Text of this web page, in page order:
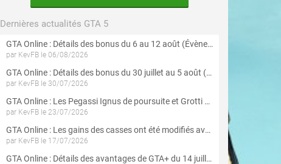
Dernières actualités GTA 5
GTA Online : Détails des bonus du 6 au 12 août (Évènement « Braquages de l'été » - Suite et fin)
par KevFB le 06/08/2026
GTA Online : Détails des bonus du 30 juillet au 5 août (Évènement « Braquages d'été »)
par KevFB le 30/07/2026
GTA Online : Les Pegassi Ignus de poursuite et Grotti Veleno GT sont maintenant disponibles
par KevFB le 23/07/2026
GTA Online : Les gains des casses ont été modifiés avec la mise à jour « Le Braquage du Kortz Center »
par KevFB le 17/07/2026
GTA Online : Détails des avantages de GTA+ du 14 juillet au 12 août